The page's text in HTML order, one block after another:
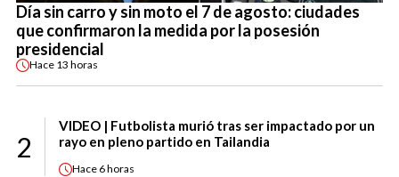
Día sin carro y sin moto el 7 de agosto: ciudades
que confirmaron la medida por la posesión
presidencial
Hace 13 horas
2
VIDEO | Futbolista murió tras ser impactado por un
rayo en pleno partido en Tailandia
Hace 6 horas